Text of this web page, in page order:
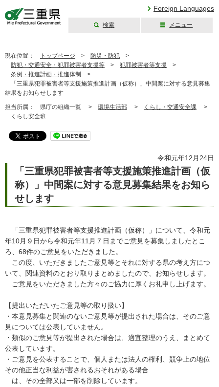
Foreign Languages
検索 メニュー
現在位置： トップページ > 防災・防犯 >
防犯・交通安全・犯罪被害者支援等 > 犯罪被害者等支援 >
条例・推進計画・推進体制
>
「三重県犯罪被害者等支援施策推進計画（仮称）」中間案に対する意見募集
結果をお知らせします
担当所属： 県庁の組織一覧 > 環境生活部 > くらし・交通安全課 >
くらし安全班
令和元年12月24日
「三重県犯罪被害者等支援施策推進計画（仮
称）」中間案に対する意見募集結果をお知ら
せします
「三重県犯罪被害者等支援推進計画（仮称）」について、令和元
年10月９日から令和元年11月７日までご意見を募集しましたとこ
ろ、68件のご意見をいただきました。
この度、いただきましたご意見等とそれに対する県の考え方につ
いて、関連資料のとおり取りまとめましたので、お知らせします。
ご意見をいただきました方々のご協力に厚くお礼申し上げます。
【提出いただいたご意見等の取り扱い】
・本意見募集と関連のないご意見等が提出された場合は、そのご意
見については公表していません。
・類似のご意見等が提出された場合は、適宜整理のうえ、まとめて
公表しています。
・ご意見を公表することで、個人または法人の権利、競争上の地位
その他正当な利益が害されるおそれがある場合
は、その全部又は一部を削除しています。